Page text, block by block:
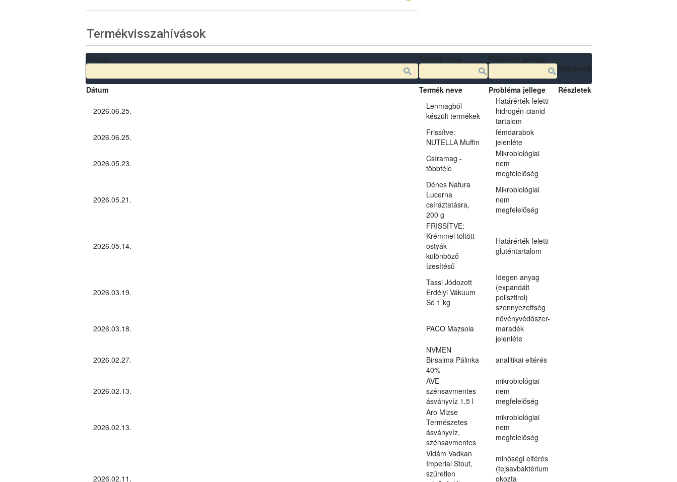
Termékvisszahívások
Dátum Termék neve Probléma jellege Részletek
2026.06.25.
Lenmagból
készült termékek
Határérték feletti
hidrogén-cianid
tartalom
2026.06.25.
Frissítve:
NUTELLA Muffin
fémdarabok
jelenléte
2026.05.23.
Csíramag -
többféle
Mikrobiológiai
nem
megfelelőség
2026.05.21.
Dénes Natura
Lucerna
csíráztatásra,
200 g
Mikrobiológiai
nem
megfelelőség
2026.05.14.
FRISSÍTVE:
Krémmel töltött
ostyák -
különböző
ízesítésű
Határérték feletti
gluténtartalom
2026.03.19.
Tassi Jódozott
Erdélyi Vákuum
Só 1 kg
Idegen anyag
(expandált
polisztirol)
szennyezettség
2026.03.18. PACO Mazsola
növényvédőszer-
maradék
jelenléte
2026.02.27.
NVMEN
Birsalma Pálinka
40%
analitikai eltérés
2026.02.13.
AVE
szénsavmentes
ásványvíz 1,5 l
mikrobiológiai
nem
megfelelőség
2026.02.13.
Aro Mizse
Természetes
ásványvíz,
szénsavmentes
mikrobiológiai
nem
megfelelőség
2026.02.11.
Vidám Vadkan
Imperial Stout,
szűretlen
minőségi eltérés
(tejsavbaktérium
okozta